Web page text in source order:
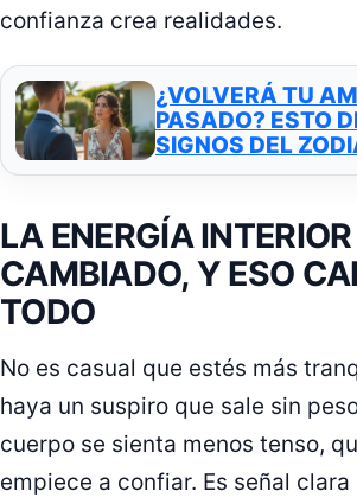
confianza crea realidades.
¿VOLVERÁ TU
PASADO? ESTO
SIGNOS DEL
LA ENERGÍA
CAMBIADO, Y ESO
TODO
No es casual que estés más
haya un suspiro que sale sin
cuerpo se sienta menos tenso,
empiece a confiar. Es señal clara